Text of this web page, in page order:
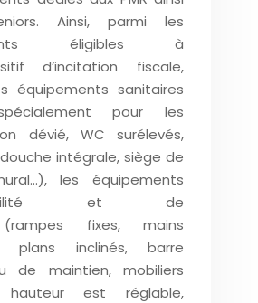
Ainsi, parmi les
éligibles à
d’incitation fiscale,
équipements sanitaires
pour les
dévié, WC surélevés,
intégrale, siège de
les équipements
et de
fixes, mains
plans inclinés, barre
de maintien, mobiliers
est réglable,